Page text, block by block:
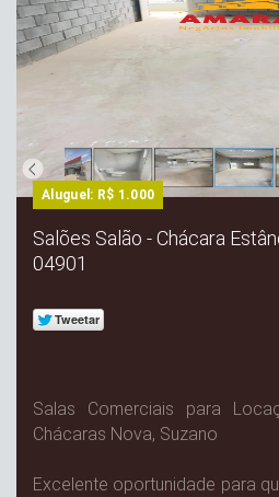
Aluguel: R$ 1.000
Salões Salão - Chácara
04901
Salas Comerciais para
Chácaras Nova, Suzano
Excelente oportunidade para